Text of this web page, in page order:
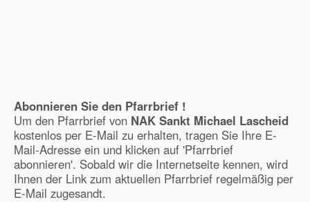
Abonnieren Sie den Pfarrbrief !
Um den Pfarrbrief von NAK Sankt Michael Lascheid
kostenlos per E-Mail zu erhalten, tragen Sie Ihre E-
Mail-Adresse ein und klicken auf 'Pfarrbrief
abonnieren'. Sobald wir die Internetseite kennen, wird
Ihnen der Link zum aktuellen Pfarrbrief regelmäßig per
E-Mail zugesandt.